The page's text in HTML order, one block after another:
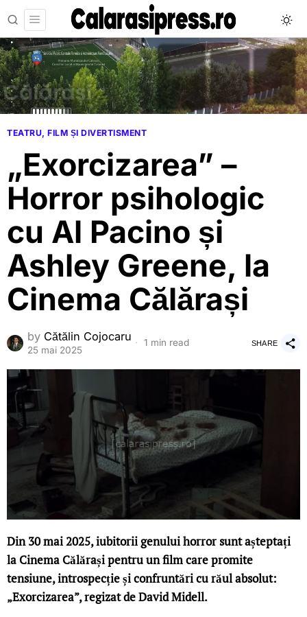
TEATRU, FILM ȘI DIVERTISMENT
„Exorcizarea” –
Horror psihologic
cu Al Pacino și
Ashley Greene, la
Cinema Călărași
by Cătălin Cojocaru
25 mai 2025
1 min read SHARE
Din 30 mai 2025, iubitorii genului horror sunt așteptați
la Cinema Călărași pentru un film care promite
tensiune, introspecție și confruntări cu răul absolut:
„Exorcizarea”, regizat de David Midell.